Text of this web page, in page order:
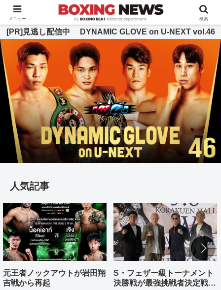
BOXING BEAT [ボクシング・ビート] 公式サイト
[PR]見逃し配信中 DYNAMIC GLOVE on U-NEXT vol.46
人気記事
元王者ノックアウトが岩田翔
吉戦から再起
S・フェザー級トーナメント
決勝戦が最強挑戦者決定戦兼
メニュー 検索